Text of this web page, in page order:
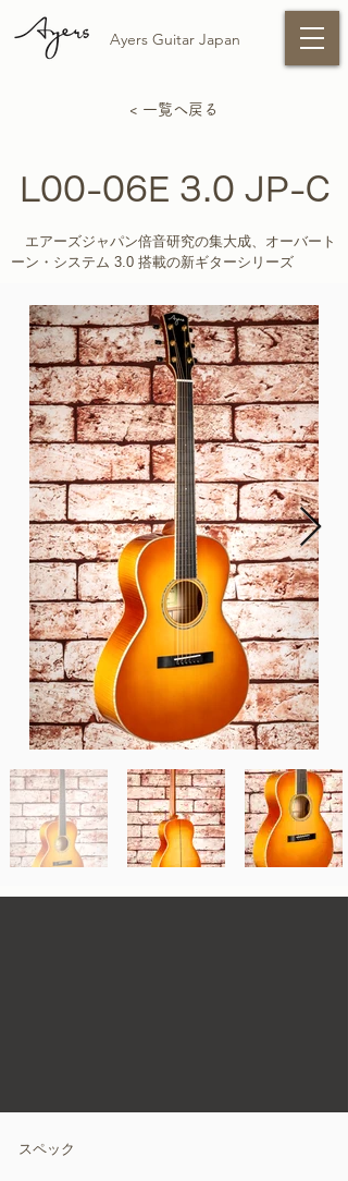
Ayers Guitar Japan
< 一覧へ戻る
L00-06E 3.0 JP-C
エアーズジャパン倍音研究の集大成、オーバート
ーン・システム 3.0 搭載の新ギターシリーズ
スペック